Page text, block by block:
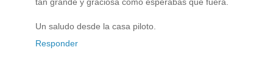
Un saludo desde la casa piloto.
Responder